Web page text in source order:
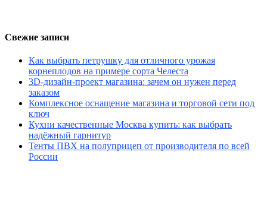
Свежие записи
Как выбрать петрушку для отличного урожая
корнеплодов на примере сорта Челеста
3D-дизайн-проект магазина: зачем он нужен перед
заказом
Комплексное оснащение магазина и торговой сети под
ключ
Кухни качественные Москва купить: как выбрать
надёжный гарнитур
Тенты ПВХ на полуприцеп от производителя по всей
России